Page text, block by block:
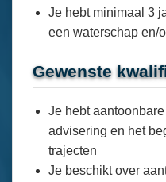
Je hebt minimaal 3
een waterschap en/
Gewenste
Je hebt
advisering en het
trajecten
Je beschikt over